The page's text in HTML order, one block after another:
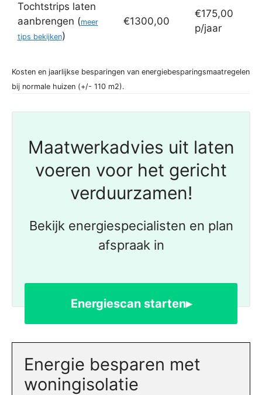
Tochtstrips laten
aanbrengen (meer
tips bekijken)
€1300,00
€175,00
p/jaar
Kosten en jaarlijkse besparingen van energiebesparingsmaatregelen
bij normale huizen (+/- 110 m2).
Maatwerkadvies uit laten
voeren voor het gericht
verduurzamen!
Bekijk energiespecialisten en plan
afspraak in
Energiescan starten▸
Energie besparen met
woningisolatie